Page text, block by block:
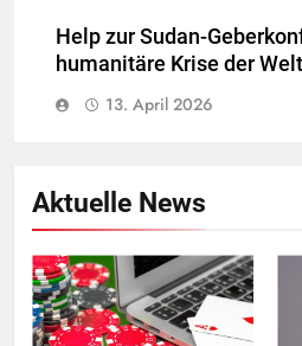
Help zur Sudan-
humanitäre Krise der
13. April 2026
Aktuelle News